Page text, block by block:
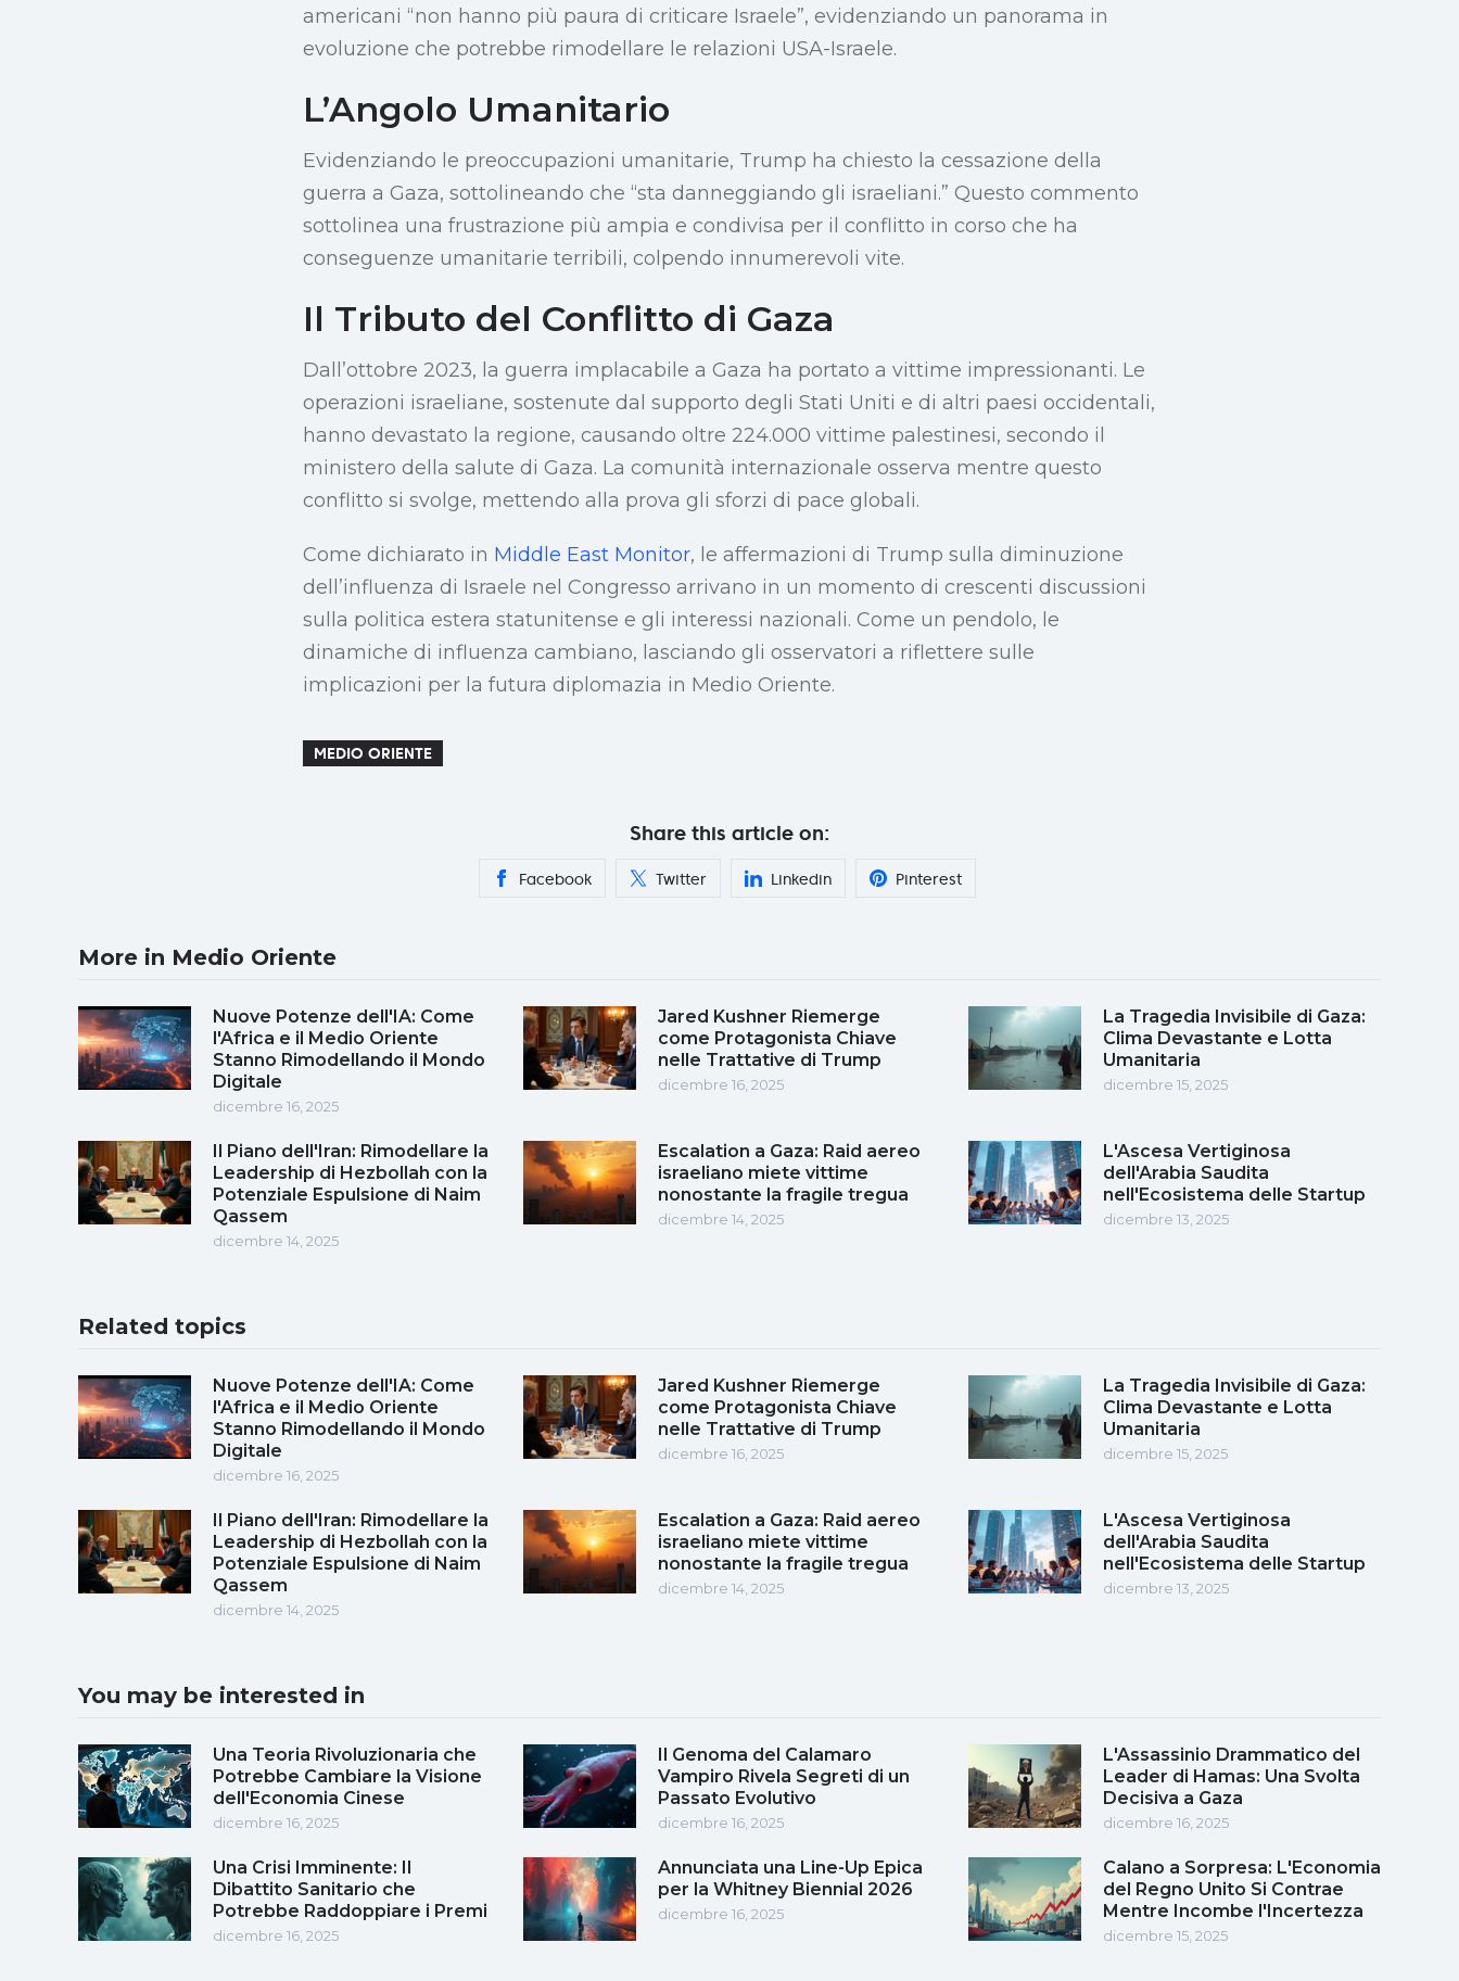
americani “non hanno più paura di criticare Israele”, evidenziando un panorama in
evoluzione che potrebbe rimodellare le relazioni USA-Israele.
L’Angolo Umanitario
Evidenziando le preoccupazioni umanitarie, Trump ha chiesto la cessazione della
guerra a Gaza, sottolineando che “sta danneggiando gli israeliani.” Questo commento
sottolinea una frustrazione più ampia e condivisa per il conflitto in corso che ha
conseguenze umanitarie terribili, colpendo innumerevoli vite.
Il Tributo del Conflitto di Gaza
Dall’ottobre 2023, la guerra implacabile a Gaza ha portato a vittime impressionanti. Le
operazioni israeliane, sostenute dal supporto degli Stati Uniti e di altri paesi occidentali,
hanno devastato la regione, causando oltre 224.000 vittime palestinesi, secondo il
ministero della salute di Gaza. La comunità internazionale osserva mentre questo
conflitto si svolge, mettendo alla prova gli sforzi di pace globali.
Come dichiarato in Middle East Monitor, le affermazioni di Trump sulla diminuzione
dell’influenza di Israele nel Congresso arrivano in un momento di crescenti discussioni
sulla politica estera statunitense e gli interessi nazionali. Come un pendolo, le
dinamiche di influenza cambiano, lasciando gli osservatori a riflettere sulle
implicazioni per la futura diplomazia in Medio Oriente.
MEDIO ORIENTE
Share this article on:
Facebook Twitter Linkedin Pinterest
More in Medio Oriente
Nuove Potenze dell'IA: Come
l'Africa e il Medio Oriente
Stanno Rimodellando il Mondo
Digitale
dicembre 16, 2025
Jared Kushner Riemerge
come Protagonista Chiave
nelle Trattative di Trump
dicembre 16, 2025
La Tragedia Invisibile di Gaza:
Clima Devastante e Lotta
Umanitaria
dicembre 15, 2025
Il Piano dell'Iran: Rimodellare la
Leadership di Hezbollah con la
Potenziale Espulsione di Naim
Qassem
dicembre 14, 2025
Escalation a Gaza: Raid aereo
israeliano miete vittime
nonostante la fragile tregua
dicembre 14, 2025
L'Ascesa Vertiginosa
dell'Arabia Saudita
nell'Ecosistema delle Startup
dicembre 13, 2025
Related topics
Nuove Potenze dell'IA: Come
l'Africa e il Medio Oriente
Stanno Rimodellando il Mondo
Digitale
dicembre 16, 2025
Jared Kushner Riemerge
come Protagonista Chiave
nelle Trattative di Trump
dicembre 16, 2025
La Tragedia Invisibile di Gaza:
Clima Devastante e Lotta
Umanitaria
dicembre 15, 2025
Il Piano dell'Iran: Rimodellare la
Leadership di Hezbollah con la
Potenziale Espulsione di Naim
Qassem
dicembre 14, 2025
Escalation a Gaza: Raid aereo
israeliano miete vittime
nonostante la fragile tregua
dicembre 14, 2025
L'Ascesa Vertiginosa
dell'Arabia Saudita
nell'Ecosistema delle Startup
dicembre 13, 2025
You may be interested in
Una Teoria Rivoluzionaria che
Potrebbe Cambiare la Visione
dell'Economia Cinese
dicembre 16, 2025
Il Genoma del Calamaro
Vampiro Rivela Segreti di un
Passato Evolutivo
dicembre 16, 2025
L'Assassinio Drammatico del
Leader di Hamas: Una Svolta
Decisiva a Gaza
dicembre 16, 2025
Una Crisi Imminente: Il
Dibattito Sanitario che
Potrebbe Raddoppiare i Premi
dicembre 16, 2025
Annunciata una Line-Up Epica
per la Whitney Biennial 2026
dicembre 16, 2025
Calano a Sorpresa: L'Economia
del Regno Unito Si Contrae
Mentre Incombe l'Incertezza
dicembre 15, 2025